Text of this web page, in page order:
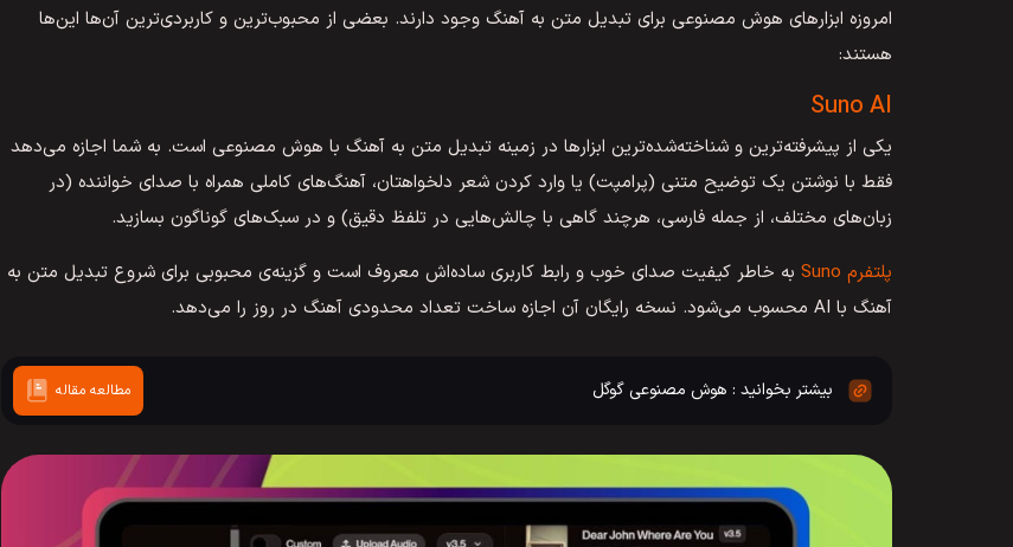
امروزه ابزارهای هوش مصنوعی برای تبدیل متن به آهنگ وجود دارند. بعضی از محبوب‌ترین و کاربردی‌ترین آن‌ها این‌ها
هستند:
Suno AI
یکی از پیشرفته‌ترین و شناخته‌شده‌ترین ابزارها در زمینه تبدیل متن به آهنگ با هوش مصنوعی است. به شما اجازه می‌دهد
فقط با نوشتن یک توضیح متنی (پرامپت) یا وارد کردن شعر دلخواهتان، آهنگ‌های کاملی همراه با صدای خواننده (در
زبان‌های مختلف، از جمله فارسی، هرچند گاهی با چالش‌هایی در تلفظ دقیق) و در سبک‌های گوناگون بسازید.
پلتفرم Suno
به خاطر کیفیت صدای خوب و رابط کاربری ساده‌اش معروف است و گزینه‌ی محبوبی برای شروع تبدیل متن به
آهنگ با AI محسوب می‌شود. نسخه رایگان آن اجازه ساخت تعداد محدودی آهنگ در روز را می‌دهد.
هوش مصنوعی گوگل